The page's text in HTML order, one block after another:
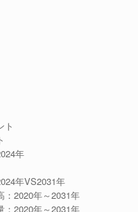
ト
年
年VS2031年
：2020年～2031年
：2020年～2031年